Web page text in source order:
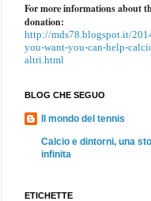
For more informations about
donation:
http://mds78.blogspot.it/
you-want-you-can-help-
altri.html
BLOG CHE SEGUO
Il mondo del tennis
Calcio e dintorni, una
infinita
ETICHETTE